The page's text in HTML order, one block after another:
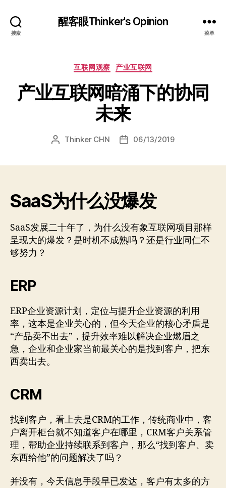
搜索
醒客眼Thinker's Opinion
菜单
分
互联网观察 产业互联网
产业互联网暗涌下的协同
未来
文 Thinker CHN
发 06/13/2019
SaaS为什么没爆发
SaaS发展二十年了，为什么没有象互联网项目那样
呈现大的爆发？是时机不成熟吗？还是行业同仁不
够努力？
ERP
ERP企业资源计划，定位与提升企业资源的利用
率，这本是企业关心的，但今天企业的核心矛盾是
“产品卖不出去”，提升效率难以解决企业燃眉之
急，企业和企业家当前最关心的是找到客户，把东
西卖出去。
CRM
找到客户，看上去是CRM的工作，传统商业中，客
户离开柜台就不知道客户在哪里，CRM客户关系管
理，帮助企业持续联系到客户，那么“找到客户、卖
东西给他”的问题解决了吗？
并没有，今天信息手段早已发达，客户有太多的方